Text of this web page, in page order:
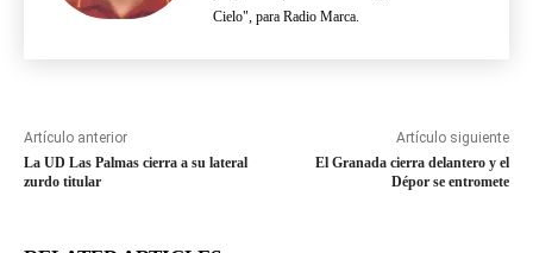
Cielo", para Radio Marca.
Artículo anterior
La UD Las Palmas cierra a su lateral
zurdo titular
Artículo siguiente
El Granada cierra delantero y el
Dépor se entromete